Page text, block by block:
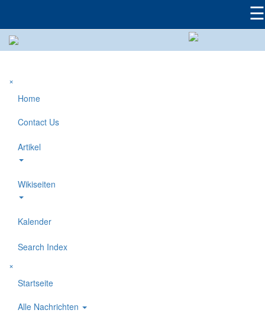
☰
×
Home
Contact Us
Artikel
Wikiseiten
Kalender
Search Index
×
Startseite
Alle Nachrichten